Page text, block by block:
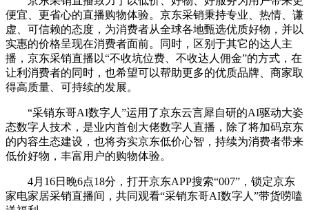
便宜、更省心的直播购物体验。京东采销秉持专业、热情、谦
虚、可信赖的态度，为消费者从全球各地甄选优质好物，并以
实惠的价格呈现在消费者面前。同时，区别于其它的达人主
播，京东采销直播以“不收坑位费、不收达人佣金”的方式，在
让利消费者的同时，也希望可以帮助更多的优质品牌、商家取
得高质量、可持续的发展。
“采销东哥AI数字人”运用了京东云言犀自研的AI驱动大姿
态数字人技术，是业内首创大佬数字人直播，除了将加码京东
的内容生态建设，也将夯实京东低价心智，持续为消费者带来
低价好物，丰富用户的购物体验。
4月16日晚6点18分，打开京东APP搜索“007”，锁定京东
家电家居采销直播间，共同观看“采销东哥AI数字人”带货唠嗑